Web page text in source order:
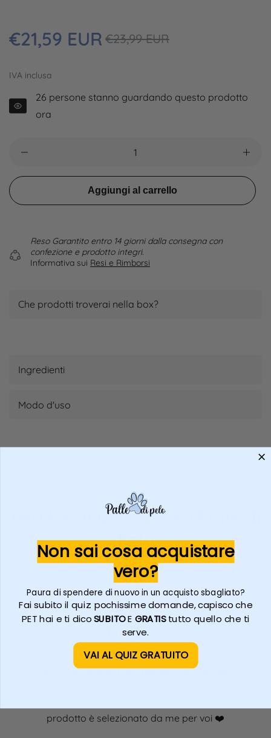
Prezzo
regolare
€21,59 EUR Prezzo
€23,99 EUR
IVA inclusa
26 persone stanno guardando questo prodotto
ora
Aggiungi al carrello
Reso Garantito entro 14 giorni dalla consegna con
confezione e prodotto integri.
Informativa sui Resi e Rimborsi
Che prodotti troverai nella box?
Ingredienti
Modo d'uso
Perché acquistare su Palle di
Pelo
Petcosmesi e pettini professionali
prodotto è selezionato da me per voi ❤️​
Non sai cosa acquistare
vero?
Paura di spendere di nuovo in un acquisto sbagliato?
Fai subito il quiz: pochissime domande, capisco che
PET hai e ti dicoSUBITOE GRATIStutto quello che ti
serve.
VAI AL QUIZ GRATUITO